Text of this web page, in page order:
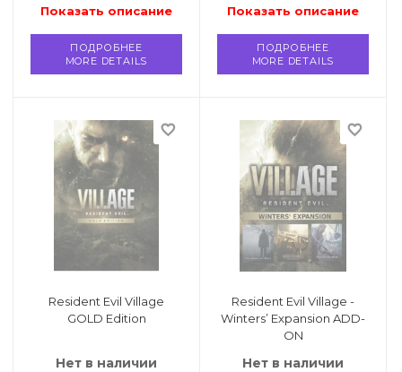
Показать описание
ПОДРОБНЕЕ
MORE DETAILS
Показать описание
ПОДРОБНЕЕ
MORE DETAILS
favorite_border
Resident Evil Village
GOLD Edition
Нет в наличии
favorite_border
Resident Evil Village -
Winters’ Expansion ADD-
ON
Нет в наличии